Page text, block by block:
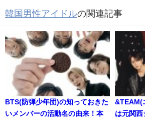
韓国男性アイドルの関連記事
BTS(防弾少年団)の知っておきた
いメンバーの活動名の由来！本
&TEAM(
は元関西